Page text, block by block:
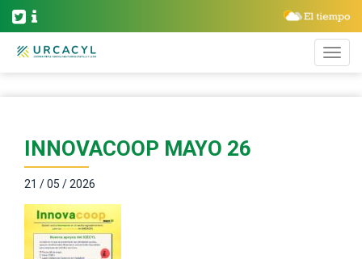
INNOVACOOP MAYO 26
21 / 05 / 2026